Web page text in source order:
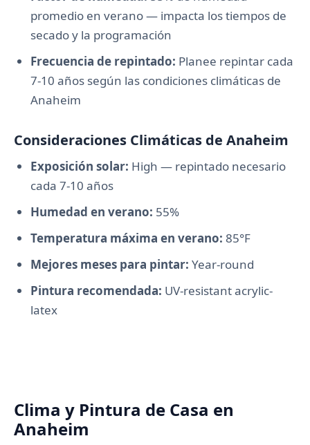
promedio en verano — impacta los tiempos de
secado y la programación
Frecuencia de repintado: Planee repintar cada
7-10 años según las condiciones climáticas de
Anaheim
Consideraciones Climáticas de Anaheim
Exposición solar: High — repintado necesario
cada 7-10 años
Humedad en verano: 55%
Temperatura máxima en verano: 85°F
Mejores meses para pintar: Year-round
Pintura recomendada: UV-resistant acrylic-
latex
Clima y Pintura de Casa en
Anaheim